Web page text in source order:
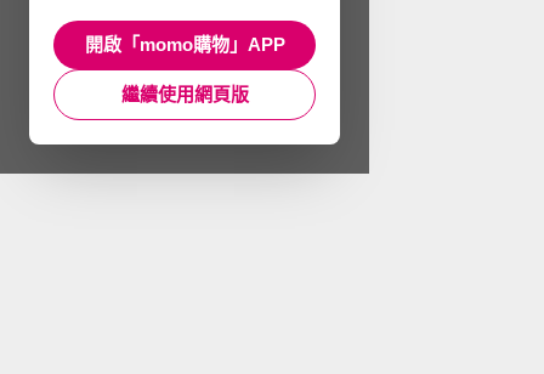
開啟「momo購物」APP
繼續使用網頁版